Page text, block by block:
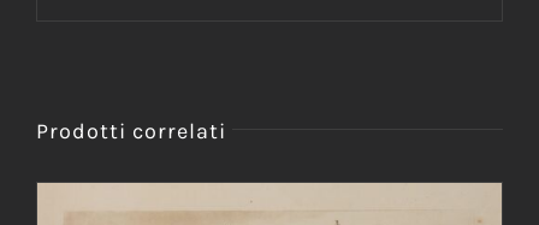
Prodotti correlati